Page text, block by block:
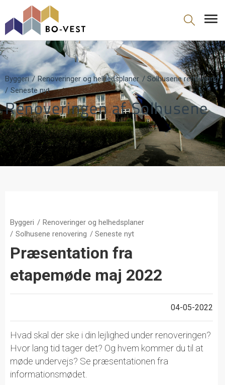
gå til indhold
Byggeri Renoveringer og helhedsplaner
Solhusene renovering
Seneste nyt
Renoveringen af Solhusene
Byggeri
Renoveringer og helhedsplaner
Solhusene renovering
Seneste nyt
Præsentation fra
etapemøde maj 2022
04-05-2022
Hvad skal der ske i din lejlighed under renoveringen?
Hvor lang tid tager det? Og hvem kommer du til at
møde undervejs? Se præsentationen fra
informationsmødet.